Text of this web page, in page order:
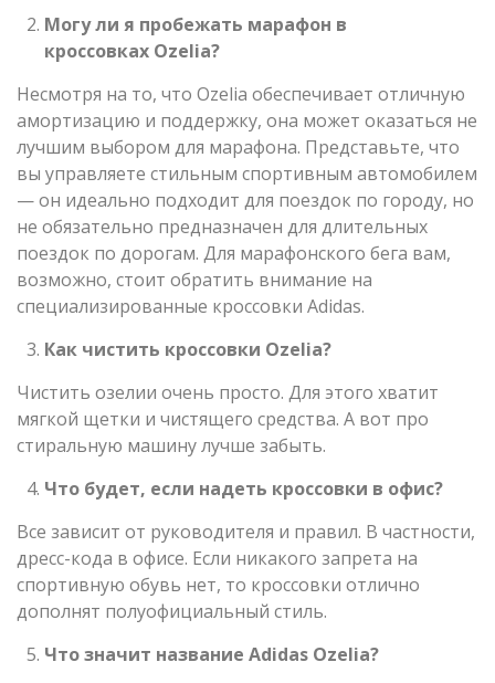
Могу ли я пробежать марафон в
кроссовках Ozelia?
Несмотря на то, что Ozelia обеспечивает отличную
амортизацию и поддержку, она может оказаться не
лучшим выбором для марафона. Представьте, что
вы управляете стильным спортивным автомобилем
— он идеально подходит для поездок по городу, но
не обязательно предназначен для длительных
поездок по дорогам. Для марафонского бега вам,
возможно, стоит обратить внимание на
специализированные кроссовки Adidas.
Как чистить кроссовки Ozelia?
Чистить озелии очень просто. Для этого хватит
мягкой щетки и чистящего средства. А вот про
стиральную машину лучше забыть.
Что будет, если надеть кроссовки в офис?
Все зависит от руководителя и правил. В частности,
дресс-кода в офисе. Если никакого запрета на
спортивную обувь нет, то кроссовки отлично
дополнят полуофициальный стиль.
Что значит название Adidas Ozelia?